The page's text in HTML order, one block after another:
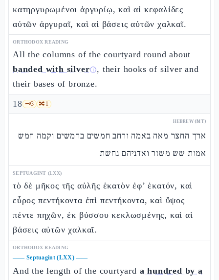
κατηργυρωμένοι ἀργυρίῳ, καὶ αἱ κεφαλίδες
αὐτῶν ἀργυραῖ, καὶ αἱ βάσεις αὐτῶν χαλκαῖ.
ORTHODOX READING
All the columns of the courtyard round about
banded with silverⓘ, their hooks of silver and
their bases of bronze.
18 🗝️3 🔀1
HEBREW (MT)
ארך החצר מאה באמה ורחב חמשים בחמשים וקמה חמש
אמות שש משזר ואדניהם נחשת
SEPTUAGINT (LXX)
τὸ δὲ μῆκος τῆς αὐλῆς ἑκατὸν ἐφ’ ἑκατόν, καὶ
εὖρος πεντήκοντα ἐπὶ πεντήκοντα, καὶ ὕψος
πέντε πηχῶν, ἐκ βύσσου κεκλωσμένης, καὶ αἱ
βάσεις αὐτῶν χαλκαῖ.
ORTHODOX READING
—— Septuagint (LXX)——
And the length of the courtyard a hundred by a